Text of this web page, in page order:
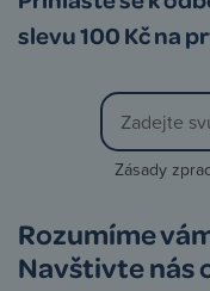
slevu 100 Kč na
Zásady
Rozumíme
Navštivte nás